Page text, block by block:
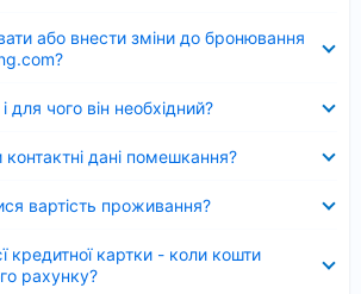
або внести зміни до бронювання
чого він необхідний?
дані помешкання?
вартість проживання?
кредитної картки - коли кошти
рахунку?